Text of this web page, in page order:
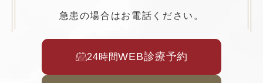
急患の場合はお電話ください。
24時間WEB診療予約